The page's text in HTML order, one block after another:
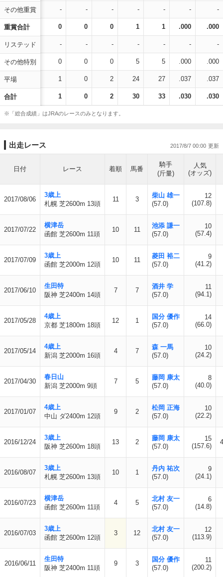
その他重賞
重賞合計
リステッド
その他特別
平場
合計
- - - - - - -
0 0 0 1 1 .000 .000
- - - - - - -
0 0 0 5 5 .000 .000
1 0 2 24 27 .037 .037
1 0 2 30 33 .030 .030
※「総合成績」はJRAのレースのみとなります。
出走レース 2017/8/7 00:00
日付 レース 着順 馬番
騎手
(斤量)
人気
(オッズ)
2017/08/06
3歳上
札幌 芝2600m 13頭
11 3
柴山 雄一
(57.0)
12
(107.8)
2017/07/22
横津岳
函館 芝2600m 11頭
10 11
池添 謙一
(57.0)
10
(57.4)
2017/07/09
3歳上
函館 芝2000m 12頭
10 11
菱田 裕二
(57.0)
9
(41.2)
2017/06/10
生田特
阪神 芝2400m 14頭
7 7
酒井 学
(57.0)
11
(94.1)
2017/05/28
4歳上
京都 芝1800m 18頭
12 1
国分 優作
(57.0)
14
(66.0)
2017/05/14
4歳上
新潟 芝2000m 16頭
4 7
森 一馬
(57.0)
10
(24.2)
2017/04/30
春日山
新潟 芝2000m 9頭
7 5
藤岡 康太
(57.0)
8
(40.0)
2017/01/07
4歳上
中山 ダ2400m 12頭
9 2
松岡 正海
(57.0)
10
(22.2)
2016/12/24
3歳上
阪神 芝2600m 18頭
13 2
藤岡 康太
(57.0)
15
(157.6)
2016/08/07
3歳上
札幌 芝2600m 13頭
10 1
丹内 祐次
(57.0)
9
(24.1)
2016/07/23
横津岳
函館 芝2600m 11頭
4 5
北村 友一
(57.0)
6
(14.8)
2016/07/03
3歳上
函館 芝2600m 12頭
3 12
北村 友一
(57.0)
12
(113.9)
2016/06/11
生田特
阪神 芝2400m 11頭
9 3
国分 優作
(57.0)
11
(200.2)